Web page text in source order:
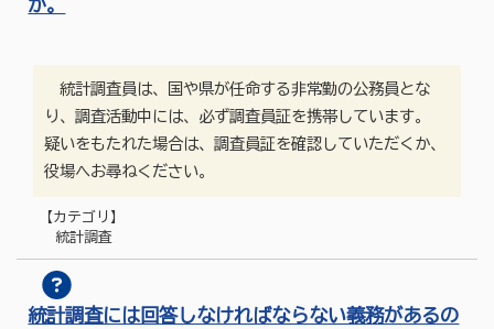
か。
統計調査員は、国や県が任命する非常勤の公務員とな
り、調査活動中には、必ず調査員証を携帯しています。
疑いをもたれた場合は、調査員証を確認していただくか、
役場へお尋ねください。
【カテゴリ】
統計調査
統計調査には回答しなければならない義務があるの